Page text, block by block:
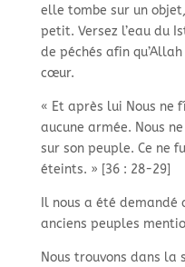
elle tombe sur un
petit. Versez l’eau du
de péchés afin
cœur.
« Et après lui Nous ne
aucune armée. Nous
sur son peuple. Ce ne
éteints. » [36 : 28-29]
Il nous a été demandé
anciens peuples
Nous trouvons dans la